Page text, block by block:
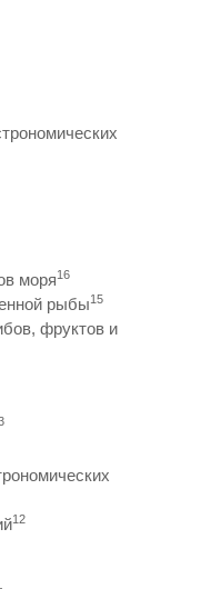
моря16
рыбы15
фруктов и
12